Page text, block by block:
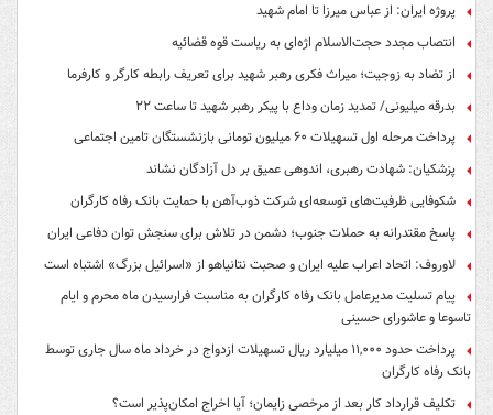
پروژه ایران: از عباس میرزا تا امام شهید
انتصاب مجدد حجت‌الاسلام اژه‌ای به ریاست قوه‌ قضائیه
از تضاد به زوجیت؛ میراث فکری رهبر شهید برای تعریف رابطه کارگر و کارفرما
بدرقه میلیونی/ تمدید زمان وداع با پیکر رهبر شهید تا ساعت ۲۲
پرداخت مرحله اول تسهیلات ۶۰ میلیون تومانی بازنشستگان تامین اجتماعی
پزشکیان: شهادت رهبری، اندوهی عمیق بر دل آزادگان نشاند
شکوفایی ظرفیت‌های توسعه‌ای شرکت ذوب‌آهن با حمایت‌ بانک رفاه کارگران
پاسخ مقتدرانه به حملات جنوب؛ دشمن در تلاش برای سنجش توان دفاعی ایران
لاوروف: اتحاد اعراب علیه ایران و صحبت نتانیاهو از «اسرائیل بزرگ» اشتباه است
پیام تسلیت مدیرعامل بانک رفاه کارگران به مناسبت فرارسیدن ماه محرم و ایام
تاسوعا و عاشورای حسینی
پرداخت حدود ۱۱,۰۰۰ میلیارد ریال تسهیلات ازدواج در خرداد ماه سال جاری توسط
بانک رفاه کارگران
تکلیف قرارداد کار بعد از مرخصی زایمان؛ آیا اخراج امکان‌پذیر است؟